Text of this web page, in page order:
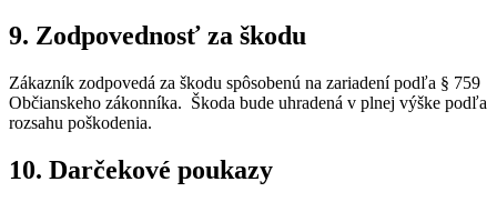
9. Zodpovednosť za škodu
Zákazník zodpovedá za škodu spôsobenú na zariadení podľa § 759
Občianskeho zákonníka. Škoda bude uhradená v plnej výške podľa
rozsahu poškodenia.
10. Darčekové poukazy